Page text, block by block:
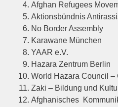
Afghan Refugees
Aktionsbündnis
No Border Assembly
Karawane München
YAAR e.V.
Hazara Zentrum Berlin
World Hazara Council –
Zaki – Bildung und
Afghanisches